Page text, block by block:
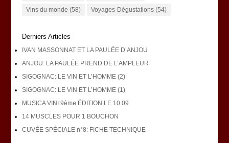
Vins du monde (58) Voyages-Dégustations(54)
Derniers Articles
IVAN MASSONNAT ET LA PAULÉE D’ANJOU
ANJOU: LA PAULÉE PREND DE L’AMPLEUR
SIGOGNAC: LE VIN ET L’HOMME (2)
SIGOGNAC: LE VIN ET L’HOMME (1)
MUSICA VINI 9ème ÉDITION LE 10.09
14 MUSCLES POUR 1 BOUCHON
CUVÉE SPÉCIALE n°8: FICHE TECHNIQUE